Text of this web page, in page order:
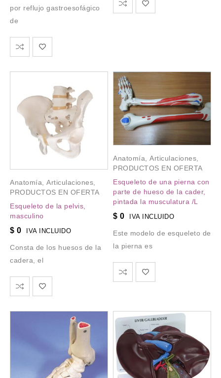
por reflujo gastroesofágico
de
Anatomía, Articulaciones,
PRODUCTOS EN OFERTA
Esqueleto de la pelvis,
masculino
$ 0 IVA INCLUIDO
Consta de los huesos de la
cadera, el
Anatomía Articulaciones
PRODUCTOS EN OFERTA
Esqueleto de una pierna con
parte de hueso de la cader,
pintada la musculatura /L
$ 0 IVA INCLUIDO
Este modelo de esqueleto de
la pierna es